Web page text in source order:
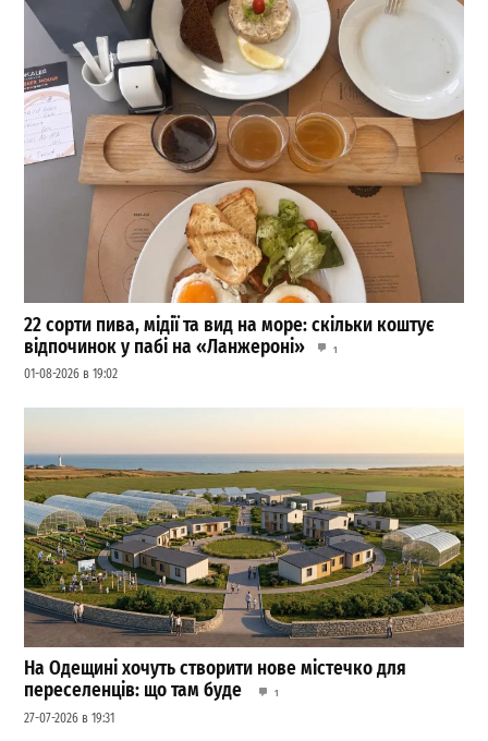
22 сорти пива, мідії та вид на море: скільки коштує
відпочинок у пабі на «Ланжероні»
1
01-08-2026 в 19:02
На Одещині хочуть створити нове містечко для
переселенців: що там буде
1
27-07-2026 в 19:31